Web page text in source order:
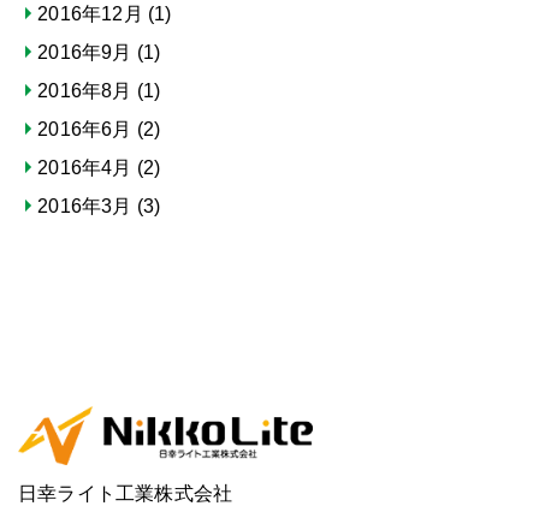
2016年12月 (1)
2016年9月 (1)
2016年8月 (1)
2016年6月 (2)
2016年4月 (2)
2016年3月 (3)
日幸ライト工業株式会社